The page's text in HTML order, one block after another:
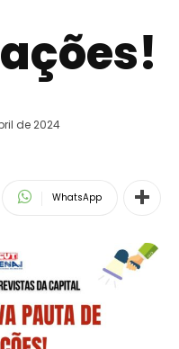
de 2024
WhatsApp